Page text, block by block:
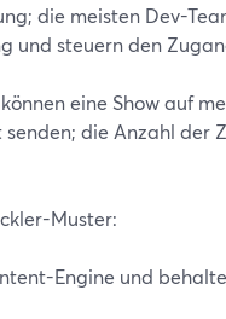
die meisten Dev-
und steuern den
können eine Show auf
die Anzahl der
Muster:
Engine und